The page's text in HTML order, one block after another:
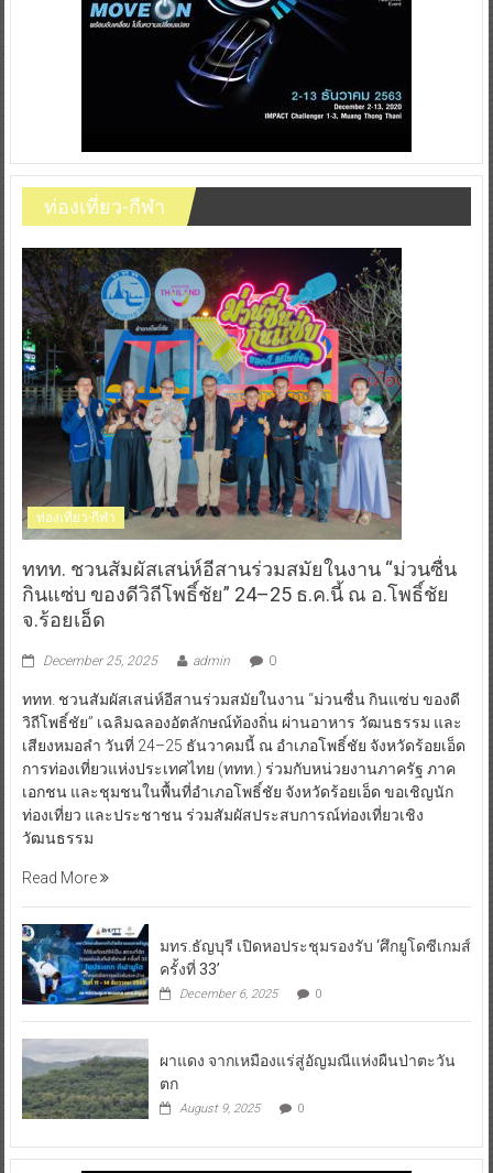
ท่องเที่ยว-กีฬา
ท่องเที่ยว-กีฬา
ททท. ชวนสัมผัสเสน่ห์อีสานร่วมสมัยในงาน “ม่วนซื่น
กินแซ่บ ของดีวิถีโพธิ์ชัย” 24–25 ธ.ค.นี้ ณ อ.โพธิ์ชัย
จ.ร้อยเอ็ด
December 25, 2025 admin 0
ททท. ชวนสัมผัสเสน่ห์อีสานร่วมสมัยในงาน “ม่วนซื่น กินแซ่บ ของดี
วิถีโพธิ์ชัย” เฉลิมฉลองอัตลักษณ์ท้องถิ่น ผ่านอาหาร วัฒนธรรม และ
เสียงหมอลำ วันที่ 24–25 ธันวาคมนี้ ณ อำเภอโพธิ์ชัย จังหวัดร้อยเอ็ด
การท่องเที่ยวแห่งประเทศไทย (ททท.) ร่วมกับหน่วยงานภาครัฐ ภาค
เอกชน และชุมชนในพื้นที่อำเภอโพธิ์ชัย จังหวัดร้อยเอ็ด ขอเชิญนัก
ท่องเที่ยว และประชาชน ร่วมสัมผัสประสบการณ์ท่องเที่ยวเชิง
วัฒนธรรม
Read More
มทร.ธัญบุรี เปิดหอประชุมรองรับ ‘ศึกยูโดซีเกมส์
ครั้งที่ 33’
December 6, 2025 0
ผาแดง จากเหมืองแร่สู่อัญมณีแห่งผืนป่าตะวัน
ตก
August 9, 2025 0